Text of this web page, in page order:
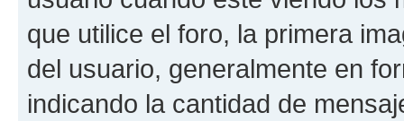
que utilice el foro, la primera
del usuario, generalmente en
indicando la cantidad de